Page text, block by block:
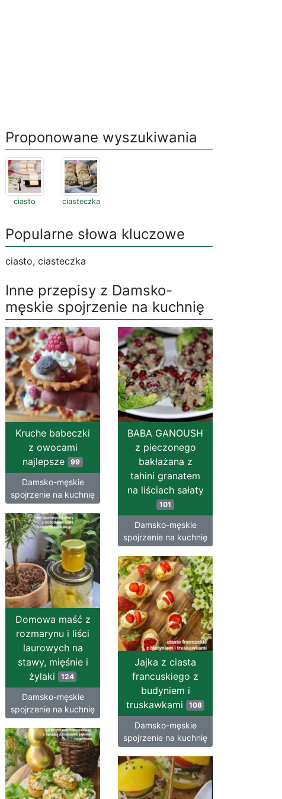
Proponowane wyszukiwania
ciasto ciasteczka
Popularne słowa kluczowe
ciasto, ciasteczka
Inne przepisy z Damsko-
męskie spojrzenie na kuchnię
Kruche babeczki
z owocami
najlepsze 99
Damsko-męskie
spojrzenie na kuchnię
BABA GANOUSH
z pieczonego
bakłażana z
tahini granatem
na liściach sałaty
101
Damsko-męskie
spojrzenie na kuchnię
Domowa maść z
rozmarynu i liści
laurowych na
stawy, mięśnie i
żylaki
124
Damsko-męskie
spojrzenie na kuchnię
Jajka z ciasta
francuskiego z
budyniem i
truskawkami
108
Damsko-męskie
spojrzenie na kuchnię